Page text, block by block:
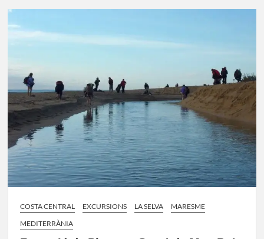
a
costa
del
Maresme
COSTA CENTRAL EXCURSIONS LA SELVA
MARESME
MEDITERRÀNIA